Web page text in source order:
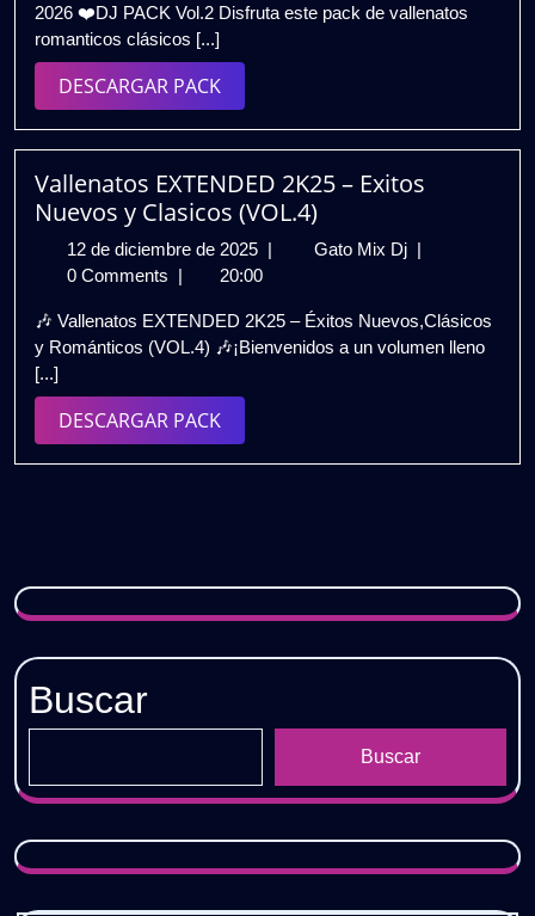
2026
2026
Vol.2
|
2026 ❤️DJ PACK Vol.2 Disfruta este pack de vallenatos
romanticos clásicos [...]
DESCARGAR PACKDESCARGAR
PACK
Vallenatos EXTENDED 2K25 – Exitos
Nuevos y Clasicos (VOL.4)
12 de diciembre de 2025 12
de
de
2025
| Gato Mix Dj Vallenatos
–
Exitos
|
0 Comments | 20:00
🎶 Vallenatos EXTENDED 2K25 – Éxitos Nuevos,Clásicos
y Románticos (VOL.4) 🎶¡Bienvenidos a un volumen lleno
[...]
DESCARGAR PACKDESCARGAR
PACK
Buscar
Buscar